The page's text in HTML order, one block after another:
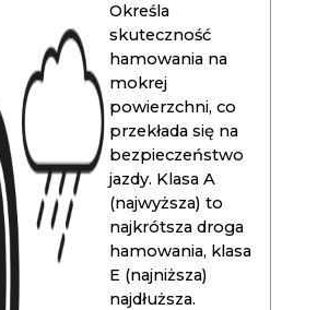
Określa
skuteczność
hamowania na
mokrej
powierzchni, co
przekłada się na
bezpieczeństwo
jazdy. Klasa A
(najwyższa) to
najkrótsza droga
hamowania, klasa
E (najniższa)
najdłuższa.